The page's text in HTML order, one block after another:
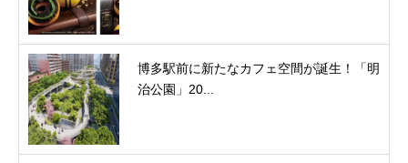
博多駅前に新たなカフェ空間が誕生！「明
治公園」20...